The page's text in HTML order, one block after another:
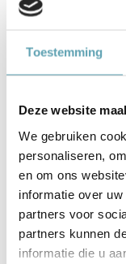
Toestemming
Deze website
We gebruiken
personaliseren,
en om ons
informatie over
partners voor
partners kunnen
informatie die u
zonder naam
Kies uit
formaten:
hoog. Door de
de grootte
op jouw tuin.
formaten kun